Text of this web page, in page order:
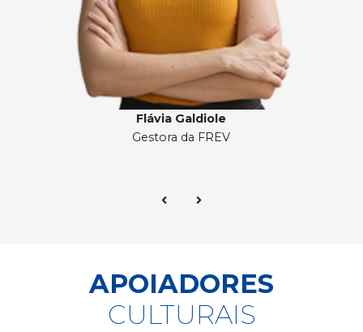
Flávia Galdiole
Gestora da FREV
APOIADORES
CULTURAIS